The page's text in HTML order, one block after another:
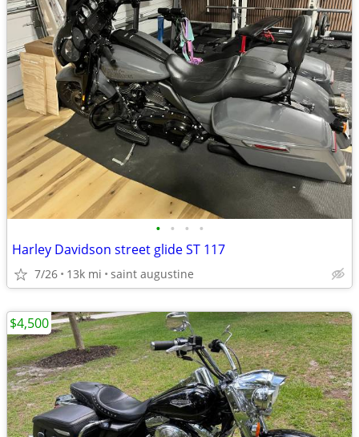
• • • •
Harley Davidson street glide ST 117
7/26 13k mi saint augustine
$4,500